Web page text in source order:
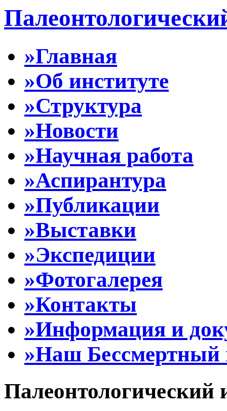
»Главная
»Об институте
»Структура
»Новости
»Научная работа
»Аспирантура
»Публикации
»Выставки
»Экспедиции
»Фотогалерея
»Контакты
»Информация и
»Наш Бессмертный
Палеонтологический